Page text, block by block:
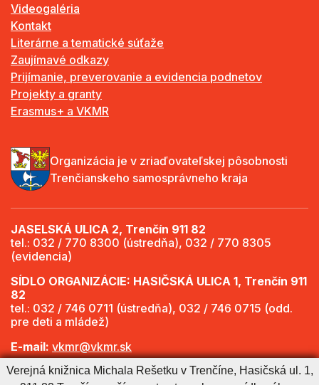
Videogaléria
Kontakt
Literárne a tematické súťaže
Zaujímavé odkazy
Prijímanie, preverovanie a evidencia podnetov
Projekty a granty
Erasmus+ a VKMR
Organizácia je v zriaďovateľskej pôsobnosti
Trenčianskeho samosprávneho kraja
JASELSKÁ ULICA 2, Trenčín 911 82
tel.: 032 / 770 8300 (ústredňa), 032 / 770 8305
(evidencia)
SÍDLO ORGANIZÁCIE: HASIČSKÁ ULICA 1, Trenčín 911
82
tel.: 032 / 746 0711 (ústredňa), 032 / 746 0715 (odd.
pre deti a mládež)
E-mail: vkmr@vkmr.sk
Web: http://www.vkmr.sk
Verejná knižnica Michala Rešetku v Trenčíne, Hasičská ul. 1,